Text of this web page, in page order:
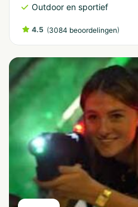
Outdoor en sportief
4.5 (3084 beoordelingen)